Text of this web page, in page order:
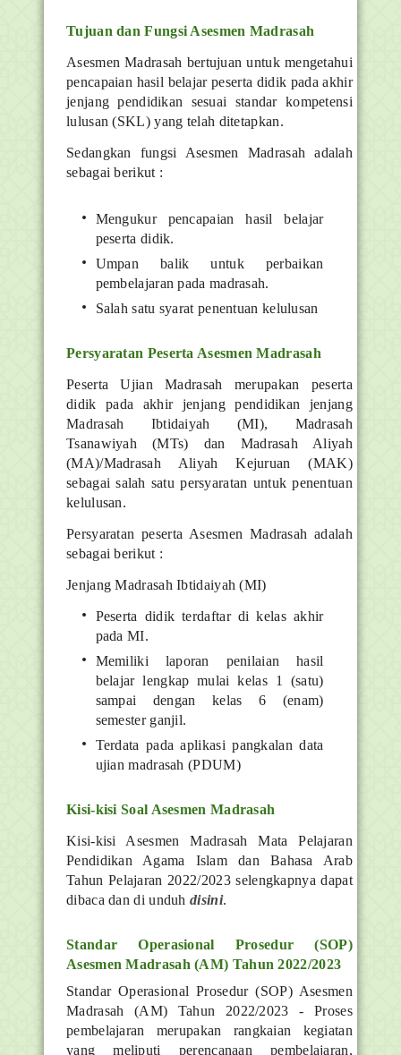
Tujuan dan Fungsi Asesmen Madrasah
Asesmen Madrasah bertujuan untuk mengetahui
pencapaian hasil belajar peserta didik pada akhir
jenjang pendidikan sesuai standar kompetensi
lulusan (SKL) yang telah ditetapkan.
Sedangkan fungsi Asesmen Madrasah adalah
sebagai berikut :
Mengukur pencapaian hasil belajar
peserta didik.
Umpan balik untuk perbaikan
pembelajaran pada madrasah.
Salah satu syarat penentuan kelulusan
Persyaratan Peserta Asesmen Madrasah
Peserta Ujian Madrasah merupakan peserta
didik pada akhir jenjang pendidikan jenjang
Madrasah Ibtidaiyah (MI), Madrasah
Tsanawiyah (MTs) dan Madrasah Aliyah
(MA)/Madrasah Aliyah Kejuruan (MAK)
sebagai salah satu persyaratan untuk penentuan
kelulusan.
Persyaratan peserta Asesmen Madrasah adalah
sebagai berikut :
Jenjang Madrasah Ibtidaiyah (MI)
Peserta didik terdaftar di kelas akhir
pada MI.
Memiliki laporan penilaian hasil
belajar lengkap mulai kelas 1 (satu)
sampai dengan kelas 6 (enam)
semester ganjil.
Terdata pada aplikasi pangkalan data
ujian madrasah (PDUM)
Kisi-kisi Soal Asesmen Madrasah
Kisi-kisi Asesmen Madrasah Mata Pelajaran
Pendidikan Agama Islam dan Bahasa Arab
Tahun Pelajaran 2022/2023 selengkapnya dapat
dibaca dan di unduhdisini.
Standar Operasional Prosedur (SOP)
Asesmen Madrasah (AM) Tahun 2022/2023
Standar Operasional Prosedur (SOP) Asesmen
Madrasah (AM) Tahun 2022/2023 - Proses
pembelajaran merupakan rangkaian kegiatan
yang meliputi perencanaan pembelajaran,